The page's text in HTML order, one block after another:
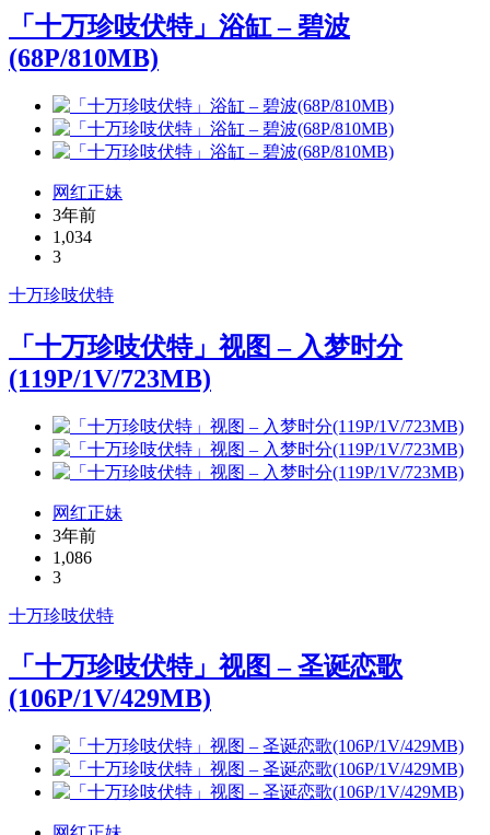
「十万珍吱伏特」浴缸 – 碧波
(68P/810MB)
网红正妹
3年前
1,034
3
十万珍吱伏特
「十万珍吱伏特」视图 – 入梦时分
(119P/1V/723MB)
网红正妹
3年前
1,086
3
十万珍吱伏特
「十万珍吱伏特」视图 – 圣诞恋歌
(106P/1V/429MB)